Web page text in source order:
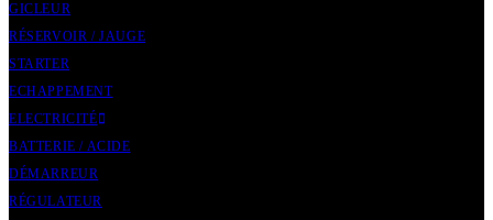
GICLEUR
RÉSERVOIR / JAUGE
STARTER
ECHAPPEMENT
ELECTRICITÉ
BATTERIE / ACIDE
DÉMARREUR
RÉGULATEUR